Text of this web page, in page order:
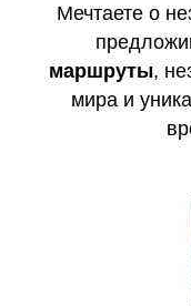
Мечтаете о
маршруты,
мира и